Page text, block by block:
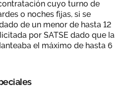
cuyo turno de
o noches fijas, si se
de un menor de hasta 12
por SATSE dado que la
el máximo de hasta 6